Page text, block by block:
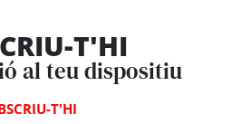
T'HI
al teu dispositiu
T'HI